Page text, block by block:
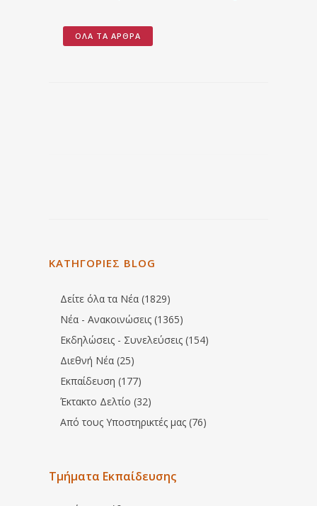
ΌΛΑ ΤΑ ΆΡΘΡΑ
ΚΑΤΗΓΟΡΙΕΣ BLOG
Δείτε όλα τα Νέα (1829)
Νέα - Ανακοινώσεις (1365)
Εκδηλώσεις - Συνελεύσεις (154)
Διεθνή Νέα (25)
Εκπαίδευση (177)
Έκτακτο Δελτίο (32)
Από τους Υποστηρικτές μας (76)
Τμήματα Εκπαίδευσης